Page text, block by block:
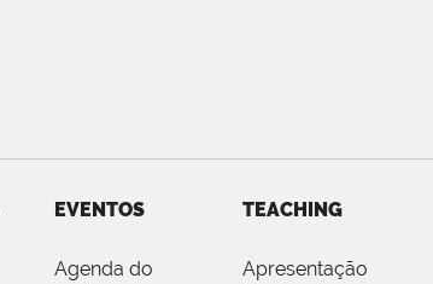
EVENTOS
Agenda do
TEACHING
Apresentação